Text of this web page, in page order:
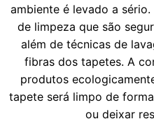
ambiente é levado a
de limpeza que são
além de técnicas de
fibras dos tapetes. A
produtos
tapete será limpo de
ou deixar